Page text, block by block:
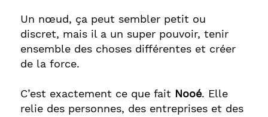
Un nœud, ça peut sembler petit ou
discret, mais il a un super pouvoir, tenir
ensemble des choses différentes et créer
de la force.
C’est exactement ce que fait Nooé. Elle
relie des personnes, des entreprises et des